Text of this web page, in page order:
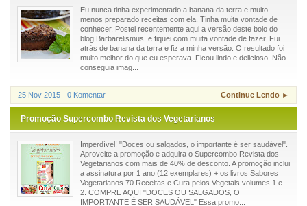
Eu nunca tinha experimentado a banana da terra e muito
menos preparado receitas com ela. Tinha muita vontade de
conhecer. Postei recentemente aqui a versão deste bolo do
blog Barbarelismus e fiquei com muita vontade de fazer. Fui
atrás de banana da terra e fiz a minha versão. O resultado foi
muito melhor do que eu esperava. Ficou lindo e delicioso. Não
conseguia imag...
25 Nov 2015 - 0 Komentar Continue Lendo ►
Promoção Supercombo Revista dos Vegetarianos
Imperdível! "Doces ou salgados, o importante é ser saudável".
Aproveite a promoção e adquira o Supercombo Revista dos
Vegetarianos com mais de 40% de desconto. A promoção inclui
a assinatura por 1 ano (12 exemplares) + os livros Sabores
Vegetarianos 70 Receitas e Cura pelos Vegetais volumes 1 e
2. COMPRE AQUI "DOCES OU SALGADOS, O
IMPORTANTE É SER SAUDÁVEL" Essa promo...